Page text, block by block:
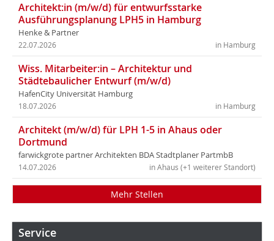
Architekt:in (m/w/d) für entwurfsstarke
Ausführungsplanung LPH5 in Hamburg
Henke & Partner
in Hamburg
22.07.2026
Wiss. Mitarbeiter:in – Architektur und
Städtebaulicher Entwurf (m/w/d)
HafenCity Universität Hamburg
in Hamburg
18.07.2026
Architekt (m/w/d) für LPH 1-5 in Ahaus oder
Dortmund
farwickgrote partner Architekten BDA Stadtplaner PartmbB
in Ahaus (+1 weiterer Standort)
14.07.2026
Mehr Stellen
Service